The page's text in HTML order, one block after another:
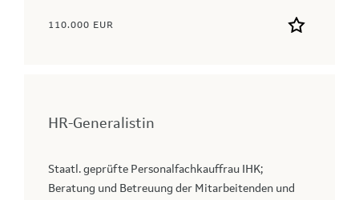
110.000 EUR
HR-Generalistin
Staatl. geprüfte Personalfachkauffrau IHK;
Beratung und Betreuung der Mitarbeitenden und